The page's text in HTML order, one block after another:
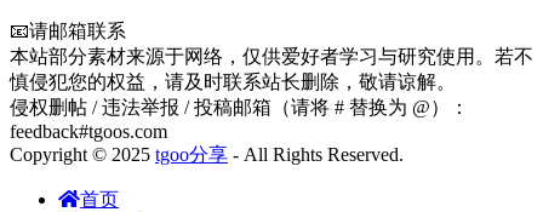
📧请邮箱联系
本站部分素材来源于网络，仅供爱好者学习与研究使用。若不
慎侵犯您的权益，请及时联系站长删除，敬请谅解。
侵权删帖 / 违法举报 / 投稿邮箱（请将 # 替换为 @）：
feedback#tgoos.com
Copyright © 2025 tgoo分享 - All Rights Reserved.
首页